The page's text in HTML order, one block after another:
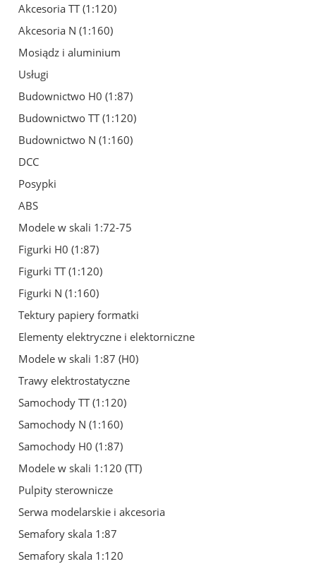
Akcesoria TT (1:120)
Akcesoria N (1:160)
Mosiądz i aluminium
Usługi
Budownictwo H0 (1:87)
Budownictwo TT (1:120)
Budownictwo N (1:160)
DCC
Posypki
ABS
Modele w skali 1:72-75
Figurki H0 (1:87)
Figurki TT (1:120)
Figurki N (1:160)
Tektury papiery formatki
Elementy elektryczne i elektorniczne
Modele w skali 1:87 (H0)
Trawy elektrostatyczne
Samochody TT (1:120)
Samochody N (1:160)
Samochody H0 (1:87)
Modele w skali 1:120 (TT)
Pulpity sterownicze
Serwa modelarskie i akcesoria
Semafory skala 1:87
Semafory skala 1:120